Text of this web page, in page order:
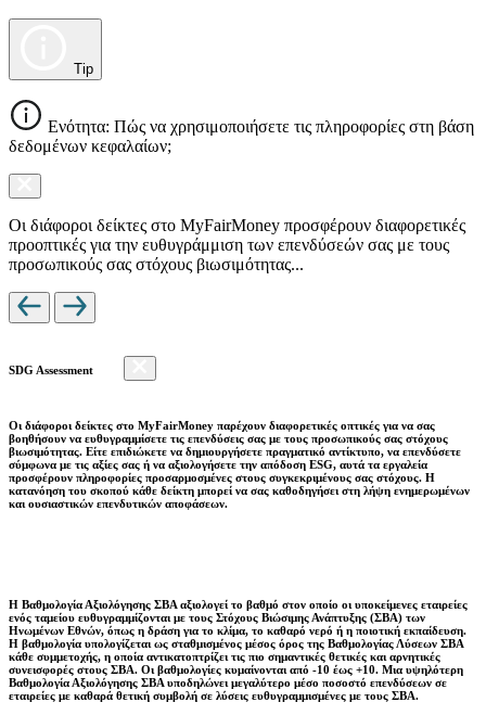
Tip
Ενότητα: Πώς να χρησιμοποιήσετε τις πληροφορίες στη βάση
δεδομένων κεφαλαίων;
Οι διάφοροι δείκτες στο MyFairMoney προσφέρουν διαφορετικές
προοπτικές για την ευθυγράμμιση των επενδύσεών σας με τους
προσωπικούς σας στόχους βιωσιμότητας...
SDG Assessment
Οι διάφοροι δείκτες στο MyFairMoney παρέχουν διαφορετικές οπτικές για να σας
βοηθήσουν να ευθυγραμμίσετε τις επενδύσεις σας με τους προσωπικούς σας στόχους
βιωσιμότητας. Είτε επιδιώκετε να δημιουργήσετε πραγματικό αντίκτυπο, να επενδύσετε
σύμφωνα με τις αξίες σας ή να αξιολογήσετε την απόδοση ESG, αυτά τα εργαλεία
προσφέρουν πληροφορίες προσαρμοσμένες στους συγκεκριμένους σας στόχους. Η
κατανόηση του σκοπού κάθε δείκτη μπορεί να σας καθοδηγήσει στη λήψη ενημερωμένων
και ουσιαστικών επενδυτικών αποφάσεων.
Η Βαθμολογία Αξιολόγησης ΣΒΑ αξιολογεί το βαθμό στον οποίο οι υποκείμενες εταιρείες
ενός ταμείου ευθυγραμμίζονται με τους Στόχους Βιώσιμης Ανάπτυξης (ΣΒΑ) των
Ηνωμένων Εθνών, όπως η δράση για το κλίμα, το καθαρό νερό ή η ποιοτική εκπαίδευση.
Η βαθμολογία υπολογίζεται ως σταθμισμένος μέσος όρος της Βαθμολογίας Λύσεων ΣΒΑ
κάθε συμμετοχής, η οποία αντικατοπτρίζει τις πιο σημαντικές θετικές και αρνητικές
συνεισφορές στους ΣΒΑ. Οι βαθμολογίες κυμαίνονται από -10 έως +10. Μια υψηλότερη
Βαθμολογία Αξιολόγησης ΣΒΑ υποδηλώνει μεγαλύτερο μέσο ποσοστό επενδύσεων σε
εταιρείες με καθαρά θετική συμβολή σε λύσεις ευθυγραμμισμένες με τους ΣΒΑ.